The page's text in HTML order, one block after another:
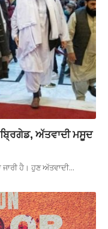
ਅੱਤਵਾਦੀ ਮਸੂਦ
ਜਾਰੀ ਹੈ। ਹੁਣ ਅੱਤਵਾਦੀ…